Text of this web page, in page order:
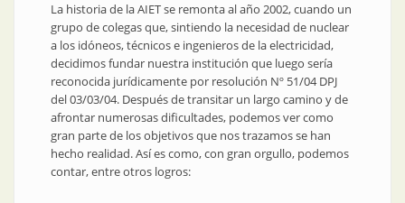
La historia de la AIET se remonta al año 2002, cuando un
grupo de colegas que, sintiendo la necesidad de nuclear
a los idóneos, técnicos e ingenieros de la electricidad,
decidimos fundar nuestra institución que luego sería
reconocida jurídicamente por resolución Nº 51/04 DPJ
del 03/03/04. Después de transitar un largo camino y de
afrontar numerosas dificultades, podemos ver como
gran parte de los objetivos que nos trazamos se han
hecho realidad. Así es como, con gran orgullo, podemos
contar, entre otros logros: